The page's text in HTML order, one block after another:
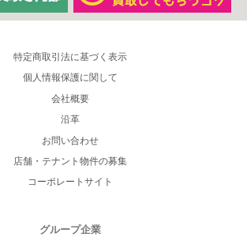
特定商取引法に基づく表示
個人情報保護に関して
会社概要
沿革
お問い合わせ
店舗・テナント物件の募集
コーポレートサイト
グループ企業